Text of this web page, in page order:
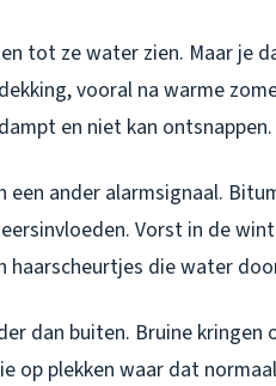
tot ze water zien. Maar je
vooral na warme
en niet kan ontsnappen.
een ander alarmsignaal.
Vorst in de
haarscheurtjes die water
dan buiten. Bruine
op plekken waar dat